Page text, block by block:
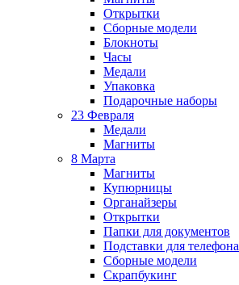
Открытки
Сборные модели
Блокноты
Часы
Медали
Упаковка
Подарочные наборы
23 Февраля
Медали
Магниты
8 Марта
Магниты
Купюрницы
Органайзеры
Открытки
Папки для документов
Подставки для телефона
Сборные модели
Скрапбукинг